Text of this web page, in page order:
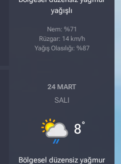
yağışlı
Nem: %71
Rüzgar: 14 km/h
Yağış Olasılığı: %87
24 MART
SALI
8°
Bölgesel düzensiz yağmur